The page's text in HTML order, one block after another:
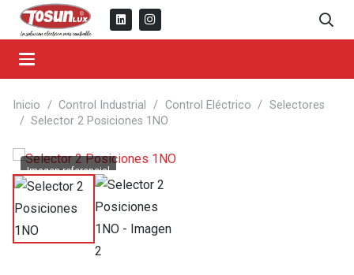
Inicio / Control Industrial / Control Eléctrico / Selectores
/ Selector 2 Posiciones 1NO